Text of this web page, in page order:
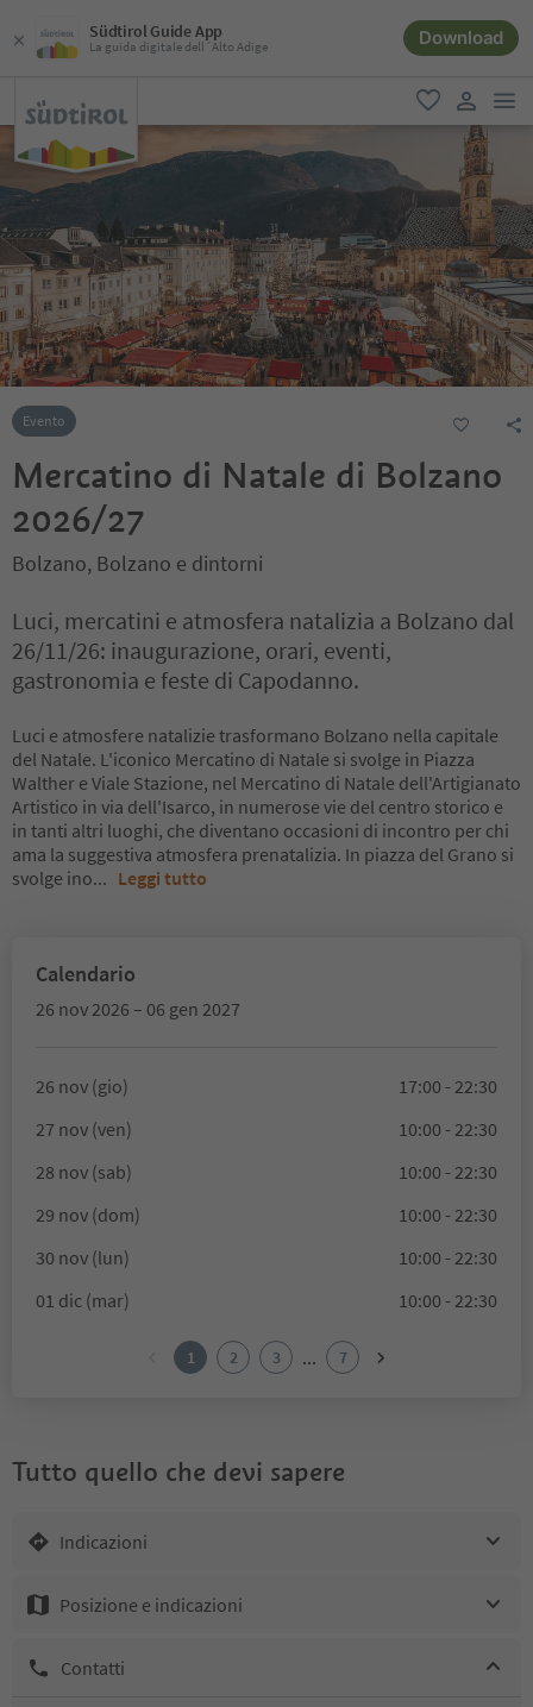
Südtirol Guide App
La guida digitale dell´Alto Adige Download
favoriti
user link
Evento
Mercatino di Natale di Bolzano
2026/27
Bolzano, Bolzano e dintorni
Luci, mercatini e atmosfera natalizia a Bolzano dal
26/11/26: inaugurazione, orari, eventi,
gastronomia e feste di Capodanno.
Luci e atmosfere natalizie trasformano Bolzano nella capitale
del Natale. L'iconico Mercatino di Natale si svolge in Piazza
Walther e Viale Stazione, nel Mercatino di Natale dell'Artigianato
Artistico in via dell'Isarco, in numerose vie del centro storico e
in tanti altri luoghi, che diventano occasioni di incontro per chi
ama la suggestiva atmosfera prenatalizia. In piazza del Grano si
svolge ino... Leggi tutto
Calendario
26 nov 2026 – 06 gen 2027
26 nov (gio)
17:00 - 22:30
27 nov (ven)
10:00 - 22:30
28 nov (sab)
10:00 - 22:30
29 nov (dom)
10:00 - 22:30
30 nov (lun)
10:00 - 22:30
01 dic (mar)
10:00 - 22:30
1 2 3 ... 7
Tutto quello che devi sapere
Indicazioni
Posizione e indicazioni
Contatti